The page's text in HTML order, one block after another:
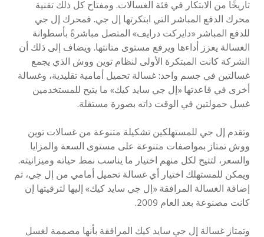
تاريخًا من الابتكار في فئة الغسالات. ومفتاح كل ذلك تقنية
محرك الدفع المباشر التي ابتكرتها إل جي. فمحرك إل جي
للدفع المباشر «دايركت درايف» المتصل مباشرةً بأسطوانة
الغسالة يعزز أداءها ويرفع مستوى متانتها. ويضاف إلى ذلك أن
الشركة كانت المبتكرة الأولى لنظام توين ووش الذي يجمع
غسالتين في جسم واحد: غسالة تحميل أمامية تقليدية، وغسالة
أخرى في قاعدتها «إل جي سايد كيك» ما يتيح للمستخدمين
غسل حمولتين في الوقت ذاته بصورة مستقلة.
وتقدم إل جي للمستهلكين تشكيلة متنوعة من غسالات توين
ووش تمتاز بمواصفات متنوعة على مستوى السعة والمزايا
والسعر، لتتيح لكل منهم اختيار ما يناسب نمط حياته وميزانيته.
ويمكن للمستهلك اختيار أي غسالة تحميل أمامي من إل جي، ثم
إضافة الغسالة المرافقة «إل جي سايد كيك» إليها لترقيتها إن
كانت مصنوعة بعد العام 2009.
وتمتاز غسالة إل جي سايد كيك المرافقة بأنها مصممة لغسل